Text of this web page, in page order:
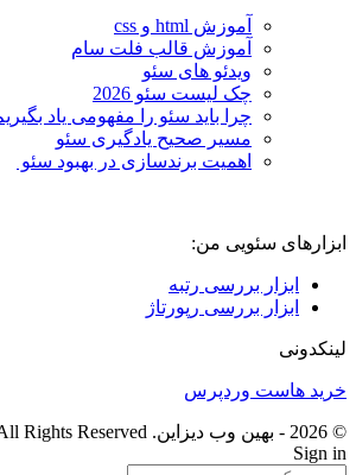
آموزش html و css
آموزش قالب فلت سام
ویدئو های سئو
چک لیست سئو 2026
چرا باید سئو را مفهومی یاد
مسیر صحیح یادگیری سئو
اهمیت برندسازی در بهبود سئو
ابزارهای سئویی من:
ابزار بررسی رتبه
ابزار بررسی رپورتاژ
لینکدونی
خرید هاست وردپرس
© 2026 - بهین وب دیزاین. All Rights Reserved.
Sign in